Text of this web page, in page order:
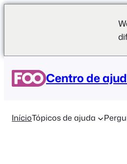
Centro de
InícioTópicos de ajuda